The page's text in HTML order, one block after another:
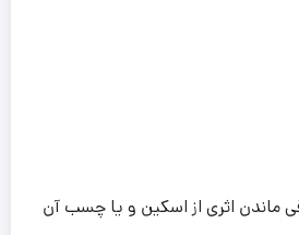
ماندن اثری از اسکین و یا چسب آن